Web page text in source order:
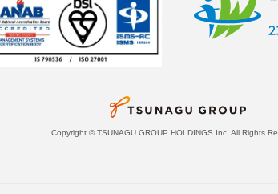
Copyright © TSUNAGU GROUP HOLDINGS Inc. All Rights